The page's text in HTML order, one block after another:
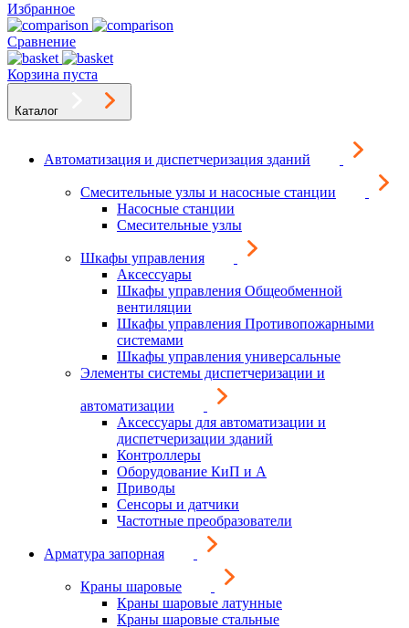
Избранное
Сравнение
Корзина пуста
Каталог
Автоматизация и диспетчеризация зданий
Смесительные узлы и насосные станции
Насосные станции
Смесительные узлы
Шкафы управления
Аксессуары
Шкафы управления Общеобменной
вентиляции
Шкафы управления Противопожарными
системами
Шкафы управления универсальные
Элементы системы диспетчеризации и
автоматизации
Аксессуары для автоматизации и
диспетчеризации зданий
Контроллеры
Оборудование КиП и А
Приводы
Сенсоры и датчики
Частотные преобразователи
Арматура запорная
Краны шаровые
Краны шаровые латунные
Краны шаровые стальные